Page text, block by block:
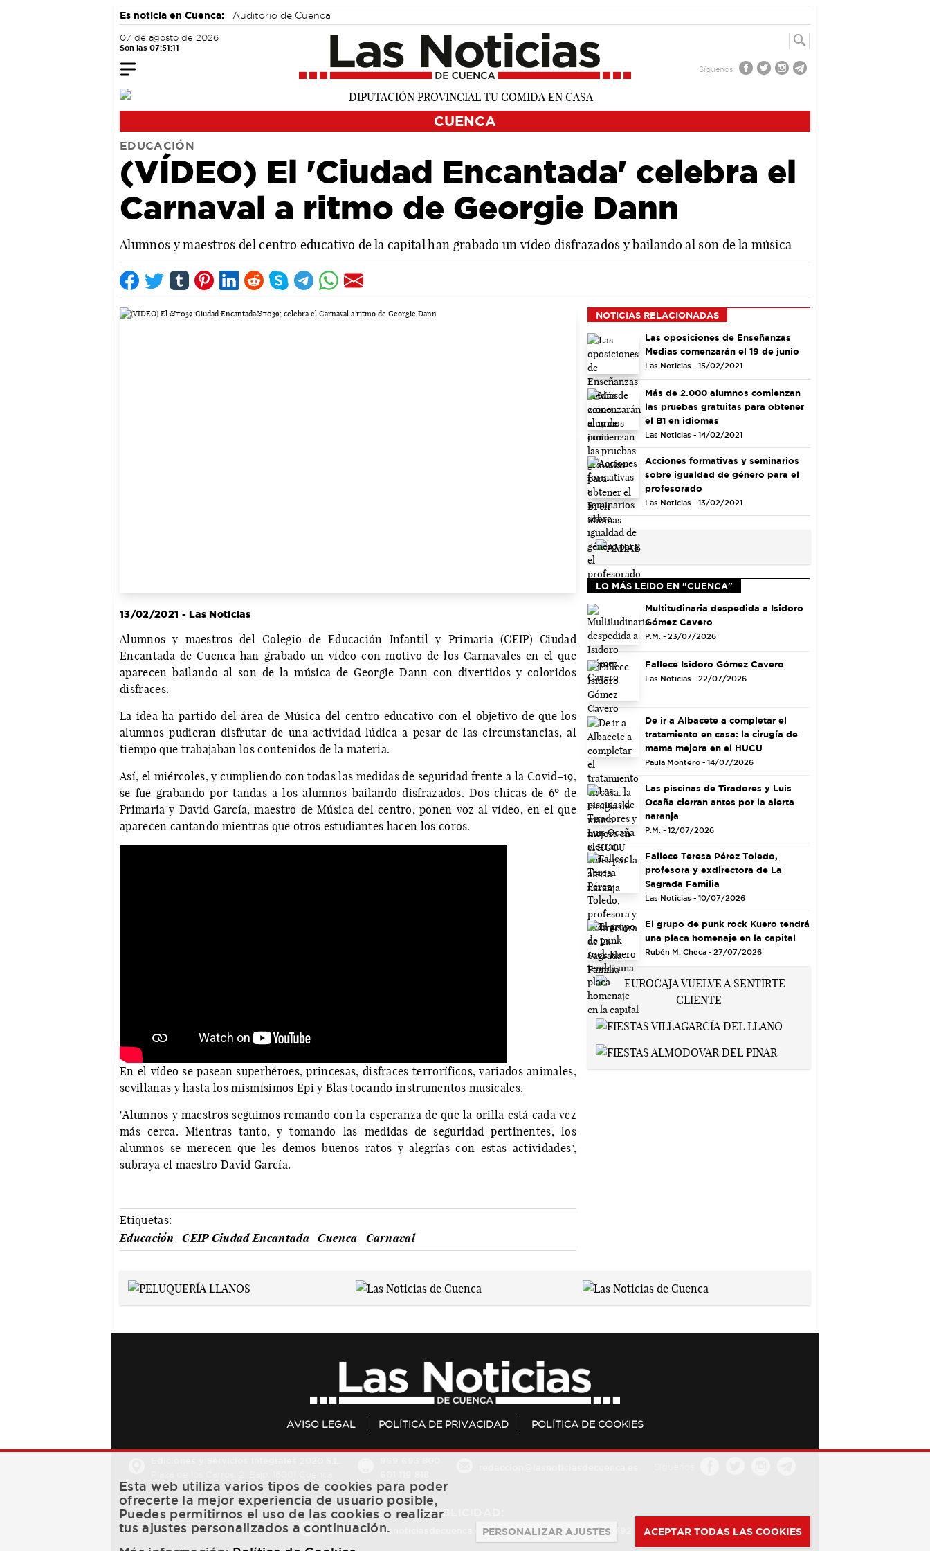
Es noticia en Cuenca: Auditorio de Cuenca
07 de agosto de 2026
Son las 07:51:11
Síguenos
CUENCA
EDUCACIÓN
(VÍDEO) El 'Ciudad Encantada' celebra el
Carnaval a ritmo de Georgie Dann
Alumnos y maestros del centro educativo de la capital han grabado un vídeo disfrazados y bailando al son de la música
13/02/2021 - Las Noticias
Alumnos y maestros del Colegio de Educación Infantil y Primaria (CEIP) Ciudad
Encantada de Cuenca han grabado un vídeo con motivo de los Carnavales en el que
aparecen bailando al son de la música de Georgie Dann con divertidos y coloridos
disfraces.
La idea ha partido del área de Música del centro educativo con el objetivo de que los
alumnos pudieran disfrutar de una actividad lúdica a pesar de las circunstancias, al
tiempo que trabajaban los contenidos de la materia.
Así, el miércoles, y cumpliendo con todas las medidas de seguridad frente a la Covid-19,
se fue grabando por tandas a los alumnos bailando disfrazados. Dos chicas de 6º de
Primaria y David García, maestro de Música del centro, ponen voz al vídeo, en el que
aparecen cantando mientras que otros estudiantes hacen los coros.
En el vídeo se pasean superhéroes, princesas, disfraces terroríficos, variados animales,
sevillanas y hasta los mismísimos Epi y Blas tocando instrumentos musicales.
"Alumnos y maestros seguimos remando con la esperanza de que la orilla está cada vez
más cerca. Mientras tanto, y tomando las medidas de seguridad pertinentes, los
alumnos se merecen que les demos buenos ratos y alegrías con estas actividades",
subraya el maestro David García.
Etiquetas:
Educación
CEIP Ciudad Encantada Cuenca Carnaval
NOTICIAS RELACIONADAS
Las oposiciones de Enseñanzas
Medias comenzarán el 19 de junio
Las Noticias - 15/02/2021
Más de 2.000 alumnos comienzan
las pruebas gratuitas para obtener
el B1 en idiomas
Las Noticias - 14/02/2021
Acciones formativas y seminarios
sobre igualdad de género para el
profesorado
Las Noticias - 13/02/2021
LO MÁS LEIDO EN "CUENCA"
Multitudinaria despedida a Isidoro
Gómez Cavero
P.M. - 23/07/2026
Fallece Isidoro Gómez Cavero
Las Noticias - 22/07/2026
De ir a Albacete a completar el
tratamiento en casa: la cirugía de
mama mejora en el HUCU
Paula Montero - 14/07/2026
Las piscinas de Tiradores y Luis
Ocaña cierran antes por la alerta
naranja
P.M. - 12/07/2026
Fallece Teresa Pérez Toledo,
profesora y exdirectora de La
Sagrada Familia
Las Noticias - 10/07/2026
El grupo de punk rock Kuero tendrá
una placa homenaje en la capital
Rubén M. Checa - 27/07/2026
AVISO LEGAL POLÍTICA DE PRIVACIDAD POLÍTICA DE COOKIES
PUBLICIDAD:
publicidad@lasnoticiasdecuenca.es 684 126 573 / 670 726 392
Esta web utiliza varios tipos de cookies para poder
ofrecerte la mejor experiencia de usuario posible,
Puedes permitirnos el uso de las cookies o realizar
tus ajustes personalizados a continuación.
PERSONALIZAR AJUSTES ACEPTAR TODAS LAS COOKIES